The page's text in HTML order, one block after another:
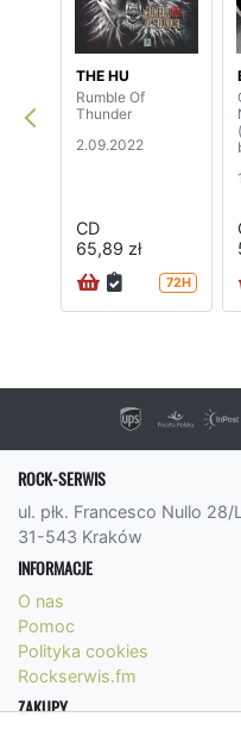
THE HU
Rumble Of
Thunder
2.09.2022
CD
65,89 zł
72H
ROCK-SERWIS
ul. płk. Francesco Nullo 28/
31-543 Kraków
INFORMACJE
O nas
Pomoc
Polityka cookies
Rockserwis.fm
ZAKUPY